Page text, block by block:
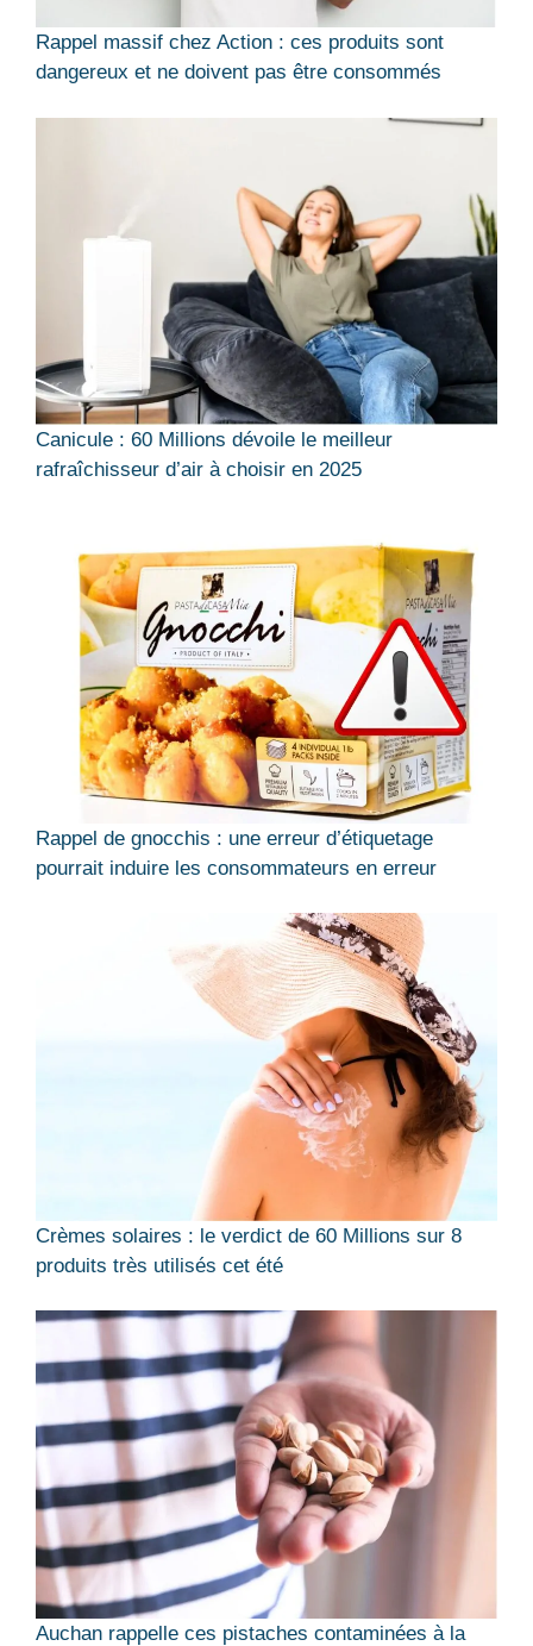
Rappel massif chez Action : ces produits sont
dangereux et ne doivent pas être consommés
Canicule : 60 Millions dévoile le meilleur
rafraîchisseur d’air à choisir en 2025
Rappel de gnocchis : une erreur d’étiquetage
pourrait induire les consommateurs en erreur
Crèmes solaires : le verdict de 60 Millions sur 8
produits très utilisés cet été
Auchan rappelle ces pistaches contaminées à la